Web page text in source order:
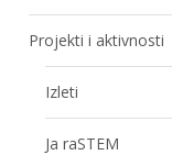
Projekti i aktivnosti
Izleti
Ja raSTEM